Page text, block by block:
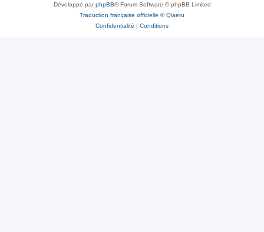
Développé parphpBB® Forum Software © phpBB Limited
Traduction française officielle ©Qiaeru
Confidentialité | Conditions